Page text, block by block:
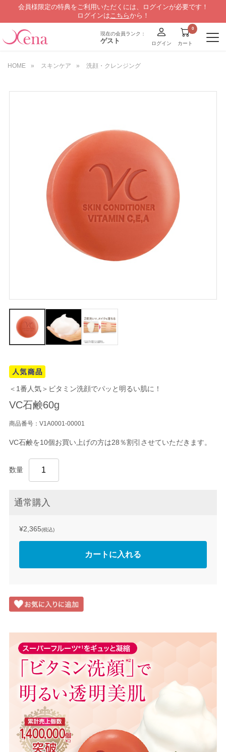
会員様限定の特典をご利用いただくには、ログインが必要です！
ログインはこちらから！
現在の会員ランク：
ゲスト ログイン カート
HOME » スキンケア » 洗顔・クレンジング
＜1番人気＞ビタミン洗顔でパッと明るい肌に！
VC石鹸60g
商品番号：V1A0001-00001
VC石鹸を10個お買い上げの方は28％割引させていただきます。
数量
通常購入
¥2,365(税込)
カートに入れる